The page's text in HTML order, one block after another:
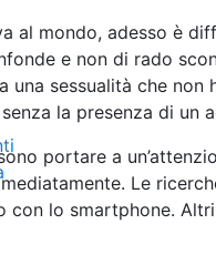
al mondo, adesso è
e non di rado
sessualità che
la presenza di un
portare a
Le
con lo smartphone.